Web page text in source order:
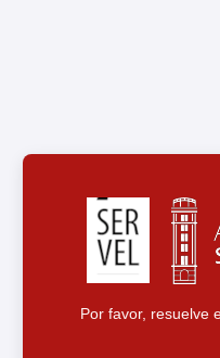
Por favor, resuelve